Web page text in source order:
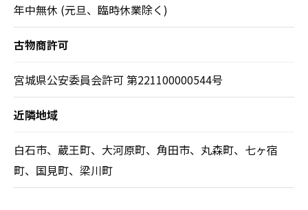
年中無休 (元旦、臨時休業除く)
古物商許可
宮城県公安委員会許可 第221100000544号
近隣地域
白石市、蔵王町、大河原町、角田市、丸森町、七ヶ宿
町、国見町、梁川町